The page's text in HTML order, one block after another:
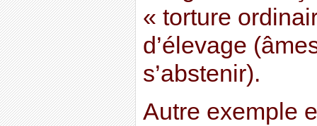
« torture
d’élevage
s’abstenir).
Autre exemple